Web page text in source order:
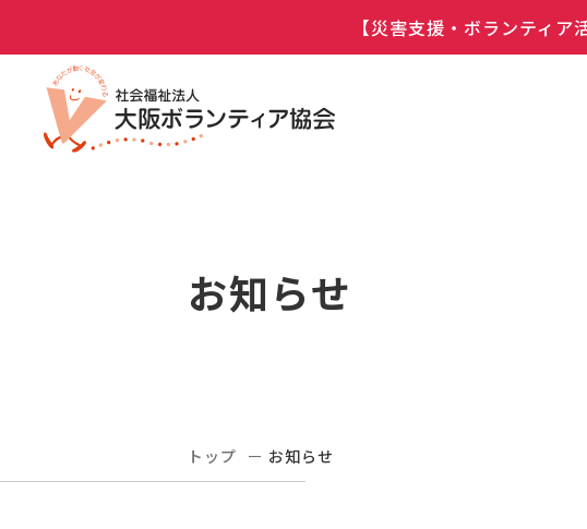
【災害支援・ボランティ
お知らせ
トップ お知らせ